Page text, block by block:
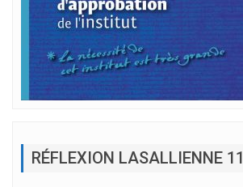
RÉFLEXION LASALLIENNE 11